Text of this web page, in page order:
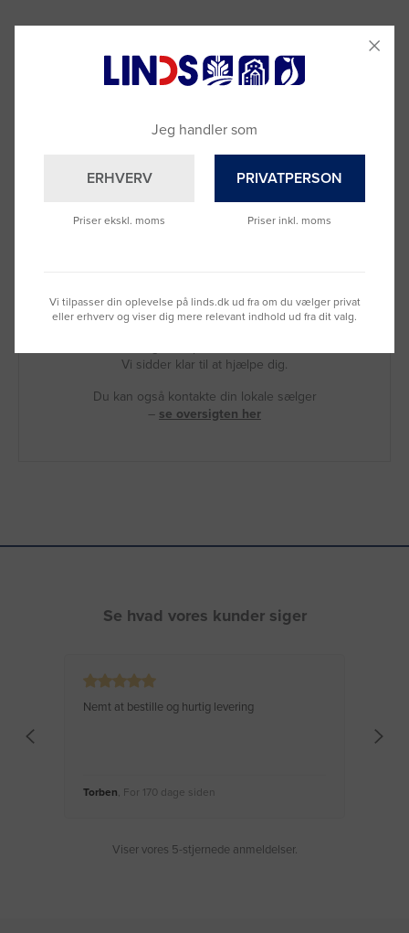
Brug for hjælp?
Vi sidder klar til at hjælpe dig.
Du kan også kontakte din lokale sælger
– se oversigten her
Se hvad vores kunder siger
Nemt at bestille og hurtig levering
Torben , For 170 dage siden
Viser vores 5-stjernede anmeldelser.
Jeg handler som
ERHVERV
Priser ekskl. moms
PRIVATPERSON
Priser inkl. moms
Vi tilpasser din oplevelse på linds.dk ud fra om du vælger privat
eller erhverv og viser dig mere relevant indhold ud fra dit valg.